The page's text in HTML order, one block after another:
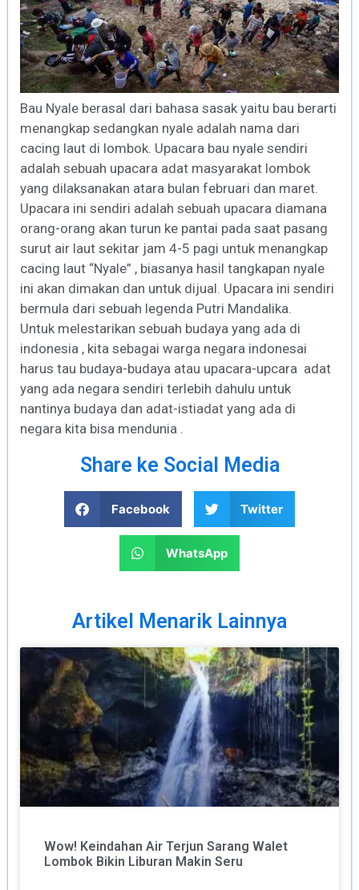
Bau Nyale berasal dari bahasa sasak yaitu bau berarti
menangkap sedangkan nyale adalah nama dari
cacing laut di lombok. Upacara bau nyale sendiri
adalah sebuah upacara adat masyarakat lombok
yang dilaksanakan atara bulan februari dan maret.
Upacara ini sendiri adalah sebuah upacara diamana
orang-orang akan turun ke pantai pada saat pasang
surut air laut sekitar jam 4-5 pagi untuk menangkap
cacing laut “Nyale” , biasanya hasil tangkapan nyale
ini akan dimakan dan untuk dijual. Upacara ini sendiri
bermula dari sebuah legenda Putri Mandalika.
Untuk melestarikan sebuah budaya yang ada di
indonesia , kita sebagai warga negara indonesai
harus tau budaya-budaya atau upacara-upcara adat
yang ada negara sendiri terlebih dahulu untuk
nantinya budaya dan adat-istiadat yang ada di
negara kita bisa mendunia .
Share ke Social Media
Facebook Twitter
WhatsApp
Artikel Menarik Lainnya
Wow! Keindahan Air Terjun Sarang Walet
Lombok Bikin Liburan Makin Seru